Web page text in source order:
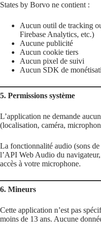
States by Borvo ne contient :
Aucun outil de tracking
Firebase Analytics, etc.)
Aucune publicité
Aucun cookie tiers
Aucun pixel de suivi
Aucun SDK de
5. Permissions système
L’application ne demande
(localisation, caméra,
La fonctionnalité audio (sons
l’API Web Audio du
accès à votre microphone.
6. Mineurs
Cette application n’est pas
moins de 13 ans. Aucune